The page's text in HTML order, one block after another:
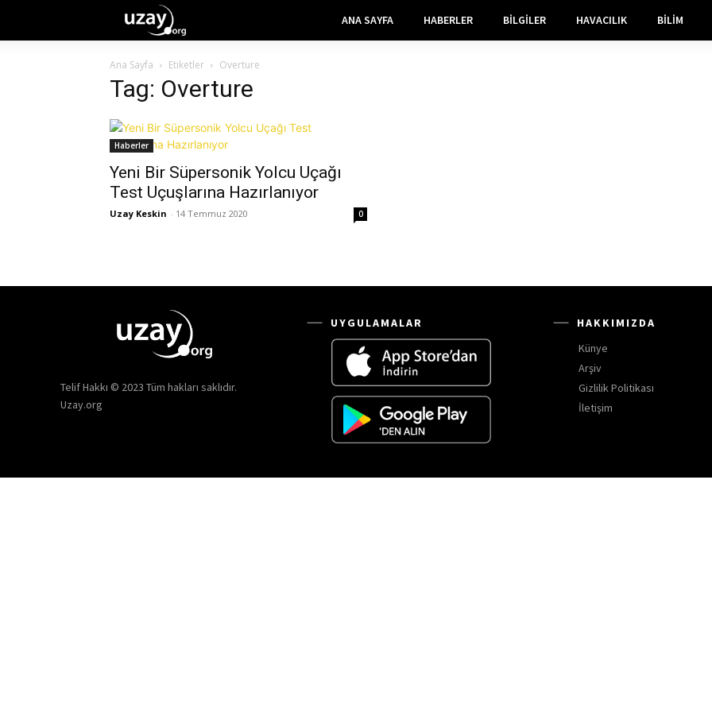
ANA SAYFA HABERLER BILGILER HAVACILIK BILIM
Ana Sayfa Etiketler Overture
Tag: Overture
Haberler
Yeni Bir Süpersonik Yolcu Uçağı
Test Uçuşlarına Hazırlanıyor
Uzay Keskin - 14 Temmuz 2020 0
Telif Hakkı © 2023 Tüm hakları saklıdır.
Uzay.org
UYGULAMALAR
HAKKIMIZDA
Künye
Arşiv
Gizlilik Politikası
İletişim